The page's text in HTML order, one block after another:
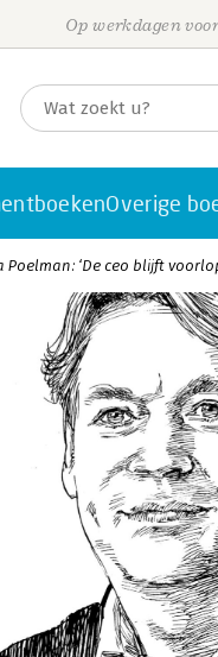
Op werkdagen
Overige
Poelman: ‘De ceo blijft